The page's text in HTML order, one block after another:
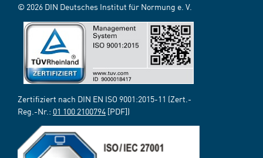
© 2026 DIN Deutsches Institut für Normung e. V.
Zertifiziert nach DIN EN ISO 9001:2015-11 (Zert.-
Reg.-Nr.: 01 100 2100794 [PDF])